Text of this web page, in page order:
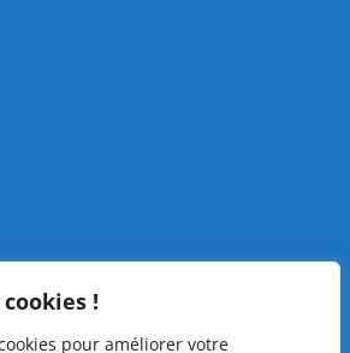
!
pour améliorer votre